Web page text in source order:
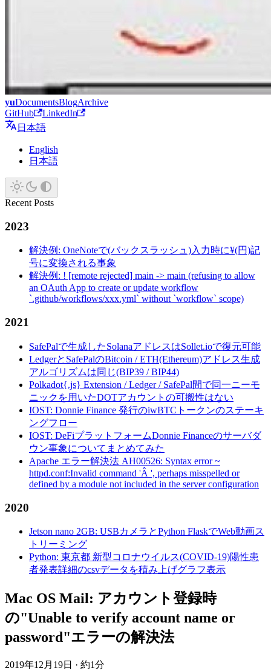
yuDocumentsBlogArchive
GitHub
LinkedIn
日本語
English
日本語
Recent Posts
2023
解決例: OneNoteで(バックスラッシュ)入力時に¥(円)記
号に変換される事象
解決例: ! [remote rejected] main -> main (refusing to allow
an OAuth App to create or update workflow
`.github/workflows/xxx.yml` without `workflow` scope)
2021
SafePalで生成したSolanaアドレスはSollet.ioで復元可能
LedgerとSafePalのBitcoin / ETH(Ethereum)アドレス生成
アルゴリズムは同じ(BIP39 / BIP44)
Polkadot{.js} Extension / Ledger / SafePal間で同一ニーモ
ニックを用いたDOTアカウントの可搬性はない
IOST: Donnie Finance 発行のiwBTCトークンのステーキ
ングフロー
IOST: DeFiプラットフォームDonnie Financeのサーバダ
ウン事象についてまとめてみた
Apache エラー解決法 AH00526: Syntax error ~
httpd.conf:Invalid command 'Â ', perhaps misspelled or
defined by a module not included in the server configuration
2020
Jetson nano 2GB: USBカメラとPython FlaskでWeb動画ス
トリーミング
Python: 東京都 新型コロナウイルス(COVID-19)陽性患
者発表詳細のcsvデータを積み上げグラフ表示
Mac OS Mail: アカウント登録時
の"Unable to verify account name or
password"エラーの解決法
2019年12月19日 · 約1分